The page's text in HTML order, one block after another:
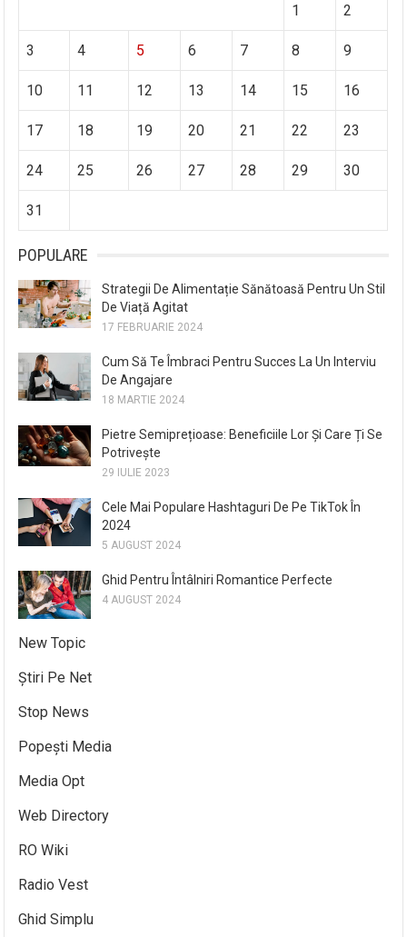
1 2
3 4 5 6 7 8 9
10 11 12 13 14 15 16
17 18 19 20 21 22 23
24 25 26 27 28 29 30
31
POPULARE
Strategii De Alimentație Sănătoasă Pentru Un Stil
De Viață Agitat
17 FEBRUARIE 2024
Cum Să Te Îmbraci Pentru Succes La Un Interviu
De Angajare
18 MARTIE 2024
Pietre Semiprețioase: Beneficiile Lor Și Care Ți Se
Potrivește
29 IULIE 2023
Cele Mai Populare Hashtaguri De Pe TikTok În
2024
5 AUGUST 2024
Ghid Pentru Întâlniri Romantice Perfecte
4 AUGUST 2024
New Topic
Știri Pe Net
Stop News
Popești Media
Media Opt
Web Directory
RO Wiki
Radio Vest
Ghid Simplu